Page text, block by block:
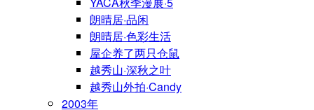
朗晴居·品闲
朗晴居·色彩生活
屋企养了两只仓鼠
越秀山·深秋之叶
越秀山外拍·Candy
2003年